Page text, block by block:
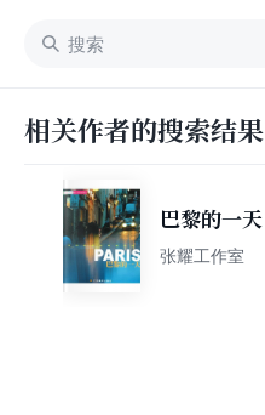
相关作者的搜索结果
巴黎的一天
张耀工作室